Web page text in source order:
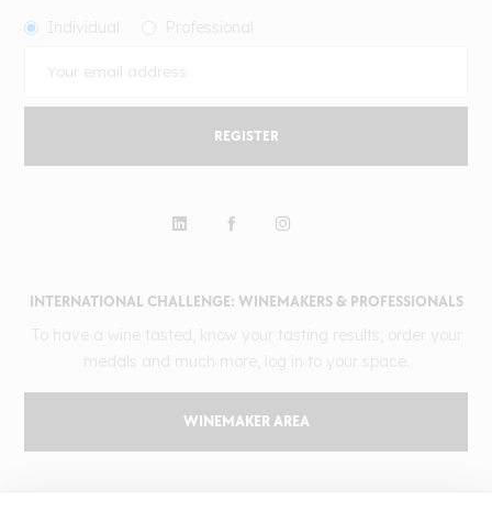
INTERNATIONAL CHALLENGE: WINEMAKERS & PROFESSIONALS
WINEMAKER AREA
REGISTER